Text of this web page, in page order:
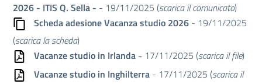
2026 - ITIS Q. Sella - - 19/11/2025 (scarica il comunicato)
Scheda adesione Vacanza studio 2026 - 19/11/2025
(scarica la scheda)
Vacanze studio in Irlanda - 17/11/2025 (scarica il file)
Vacanze studio in Inghilterra - 17/11/2025 (scarica il